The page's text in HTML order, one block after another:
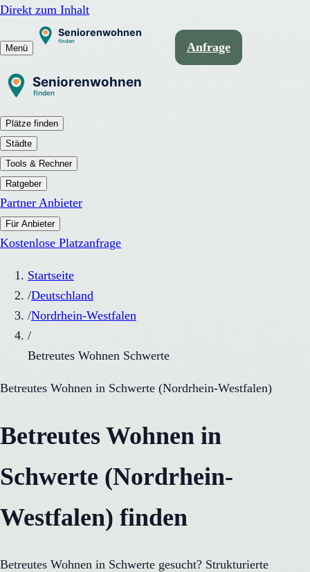
Direkt zum Inhalt
Menü Anfrage
Plätze finden
Städte
Tools & Rechner
Ratgeber
Partner Anbieter
Für Anbieter
Kostenlose Platzanfrage
Startseite
/Deutschland
/Nordrhein-Westfalen
/
Betreutes Wohnen Schwerte
Betreutes Wohnen in Schwerte (Nordrhein-Westfalen)
Betreutes Wohnen in
Schwerte (Nordrhein-
Westfalen) finden
Betreutes Wohnen in Schwerte gesucht? Strukturierte